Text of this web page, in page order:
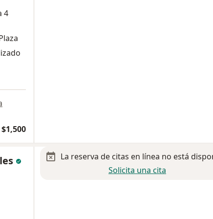
4
$1,500
La reserva de citas en línea no está
Solicita una cita